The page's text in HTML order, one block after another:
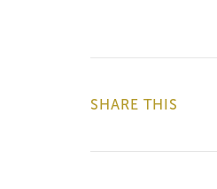
SHARE THIS